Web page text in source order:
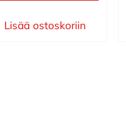
Lisää ostoskoriin